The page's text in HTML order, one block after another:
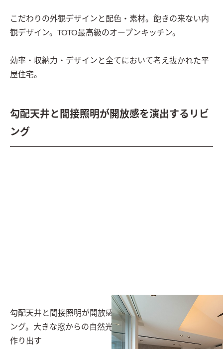
こだわりの外観デザインと配色・素材。飽きの来ない内
観デザイン。TOTO最高級のオープンキッチン。
効率・収納力・デザインと全てにおいて考え抜かれた平
屋住宅。
勾配天井と間接照明が開放感を演出するリビ
ング
勾配天井と間接照明が開放感を演出するリビングダイニ
ング。大きな窓からの自然光が明るく、心地よい空間を
作り出す